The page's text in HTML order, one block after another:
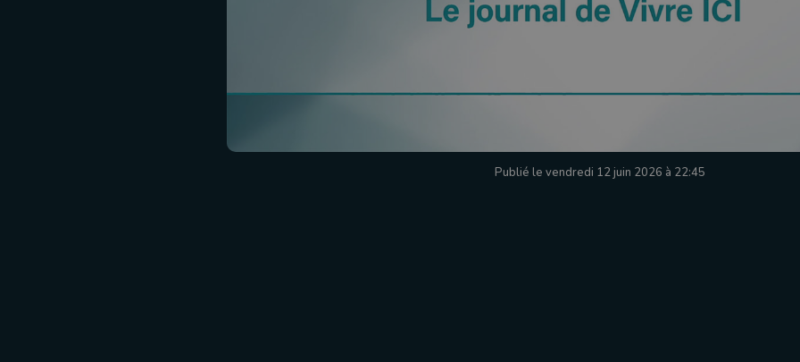
Publié le vendredi 12 juin 2026 à 22:45